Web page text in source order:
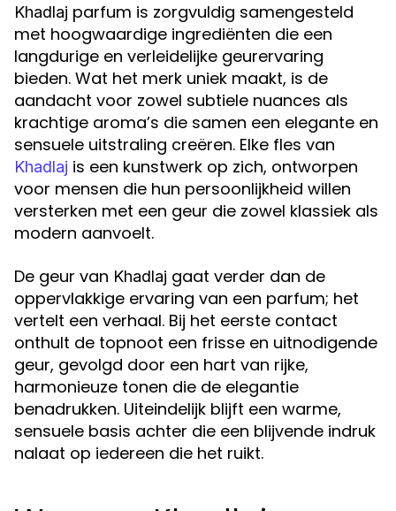
Khadlaj parfum is zorgvuldig samengesteld
met hoogwaardige ingrediënten die een
langdurige en verleidelijke geurervaring
bieden. Wat het merk uniek maakt, is de
aandacht voor zowel subtiele nuances als
krachtige aroma’s die samen een elegante en
sensuele uitstraling creëren. Elke fles van
Khadlaj is een kunstwerk op zich, ontworpen
voor mensen die hun persoonlijkheid willen
versterken met een geur die zowel klassiek als
modern aanvoelt.
De geur van Khadlaj gaat verder dan de
oppervlakkige ervaring van een parfum; het
vertelt een verhaal. Bij het eerste contact
onthult de topnoot een frisse en uitnodigende
geur, gevolgd door een hart van rijke,
harmonieuze tonen die de elegantie
benadrukken. Uiteindelijk blijft een warme,
sensuele basis achter die een blijvende indruk
nalaat op iedereen die het ruikt.